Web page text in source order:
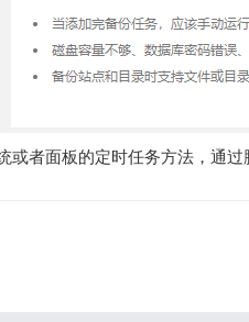
者面板的定时任务方法，通过